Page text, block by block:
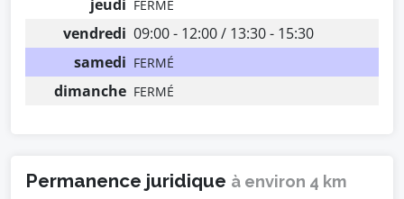
jeudi FERMÉ
vendredi 09:00 - 12:00 / 13:30 - 15:30
samedi FERMÉ
dimanche FERMÉ
Permanence juridique à environ 4 km